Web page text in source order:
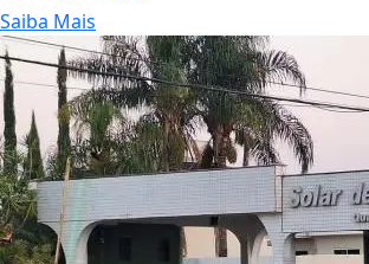
Saiba Mais